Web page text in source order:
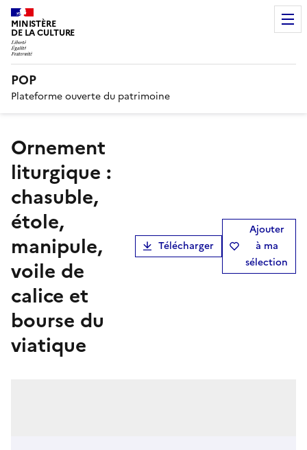
MINISTÈRE
DE LA CULTURE
POP
Plateforme ouverte du patrimoine
ornement
liturgique :
chasuble,
étole,
manipule,
voile de
calice et
bourse du
viatique
Télécharger
Ajouter
à ma
sélection